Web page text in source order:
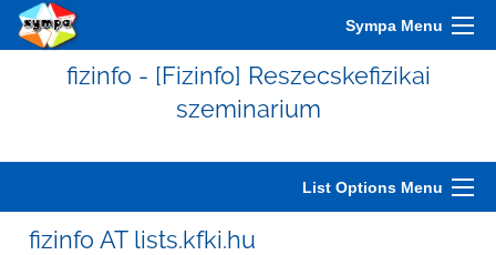
Sympa Menu
fizinfo - [Fizinfo] Reszecskefizikai
szeminarium
List Options Menu
fizinfo AT lists.kfki.hu